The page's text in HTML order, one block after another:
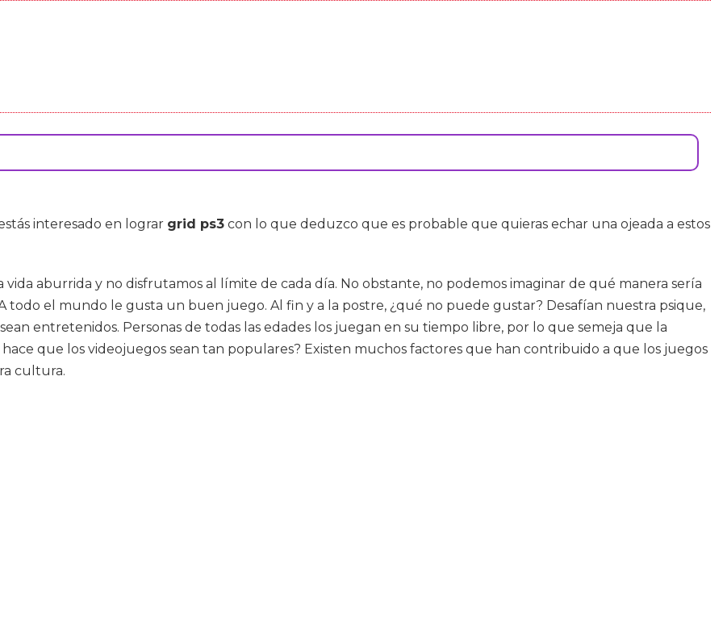
interesado en lograr grid ps3 con lo que deduzco que es probable que quieras echar una ojeada a estos
aburrida y no disfrutamos al límite de cada día. No obstante, no podemos imaginar de qué manera sería
todo el mundo le gusta un buen juego. Al fin y a la postre, ¿qué no puede gustar? Desafían nuestra psique,
entretenidos. Personas de todas las edades los juegan en su tiempo libre, por lo que semeja que la
que los videojuegos sean tan populares? Existen muchos factores que han contribuido a que los juegos
cultura.